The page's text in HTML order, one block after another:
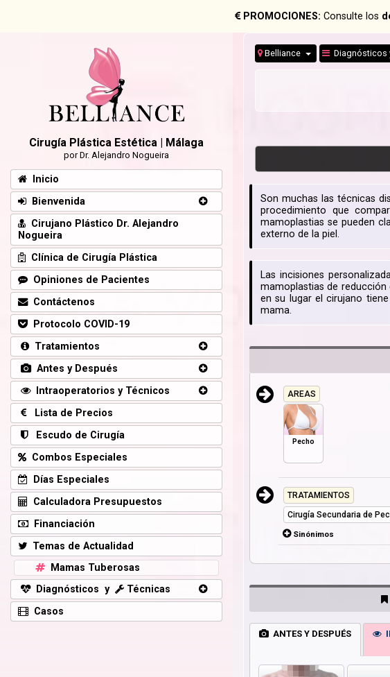
PROMOCIONES: Consulte los
Belliance Diagnósticos
Son muchas las técnicas
procedimiento que
mamoplastias se pueden
externo de la piel.
Las incisiones
mamoplastias de
en su lugar el cirujano
mama.
AREAS
Pecho
TRATAMIENTOS
Cirugía Secundaria de
Sinónimos
ANTES Y DESPUÉS
Cirugía Plástica Estética | Málaga
por Dr. Alejandro Nogueira
Inicio
Bienvenida
Cirujano Plástico Dr. Alejandro
Nogueira
Clínica de Cirugía Plástica
Opiniones de Pacientes
Contáctenos
Protocolo COVID-19
Tratamientos
Antes y Después
Intraoperatorios y Técnicos
Lista de Precios
Escudo de Cirugía
Combos Especiales
Días Especiales
Calculadora Presupuestos
Financiación
Temas de Actualidad
Mamas Tuberosas
Diagnósticos y
Técnicas
Casos